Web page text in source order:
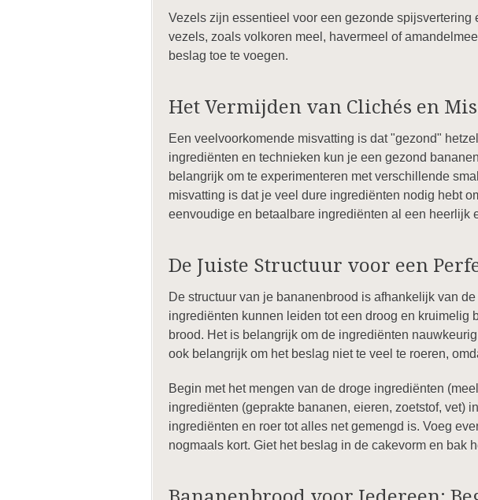
Vezels zijn essentieel voor een gezonde
vezels, zoals volkoren meel, havermeel of
beslag toe te voegen.
Het Vermijden van Clichés en
Een veelvoorkomende misvatting is dat "gezond"
ingrediënten en technieken kun je een gezond
belangrijk om te experimenteren met verschillende
misvatting is dat je veel dure ingrediënten nodig hebt
eenvoudige en betaalbare ingrediënten al een heerlijk
De Juiste Structuur voor een
De structuur van je bananenbrood is afhankelijk van
ingrediënten kunnen leiden tot een droog en
brood. Het is belangrijk om de ingrediënten
ook belangrijk om het beslag niet te veel te roeren,
Begin met het mengen van de droge ingrediënten
ingrediënten (geprakte bananen, eieren, zoetstof, vet)
ingrediënten en roer tot alles net gemengd is. Voeg
nogmaals kort. Giet het beslag in de cakevorm en bak